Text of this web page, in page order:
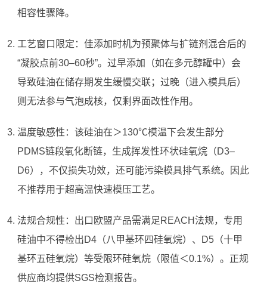
相容性骤降。
工艺窗口限定：佳添加时机为预聚体与扩链剂混合后的
“凝胶点前30–60秒”。过早添加（如在多元醇罐中）会
导致硅油在储存期发生缓慢交联；过晚（进入模具后）
则无法参与气泡成核，仅剩界面改性作用。
温度敏感性：该硅油在＞130℃模温下会发生部分
PDMS链段氧化断链，生成挥发性环状硅氧烷（D3–
D6），不仅损失功效，还可能污染模具排气系统。因此
不推荐用于超高温快速模压工艺。
法规合规性：出口欧盟产品需满足REACH法规，专用
硅油中不得检出D4（八甲基环四硅氧烷）、D5（十甲
基环五硅氧烷）等受限环硅氧烷（限值＜0.1%）。正规
供应商均提供SGS检测报告。